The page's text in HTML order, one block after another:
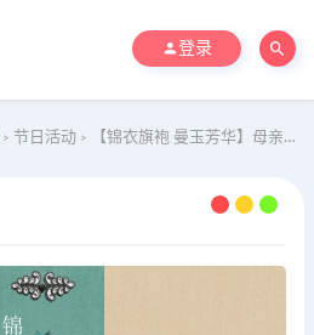
登录
> 节日活动 > 【锦衣旗袍 曼玉芳华】母亲节中式旗袍快闪地产暖场活动活动策划方案